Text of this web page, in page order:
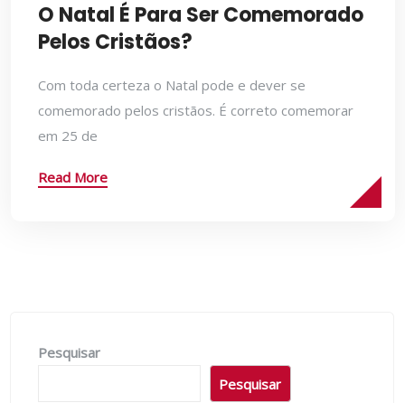
O Natal É Para Ser Comemorado
Pelos Cristãos?
Com toda certeza o Natal pode e dever se
comemorado pelos cristãos. É correto comemorar
em 25 de
Read More
Pesquisar
Pesquisar